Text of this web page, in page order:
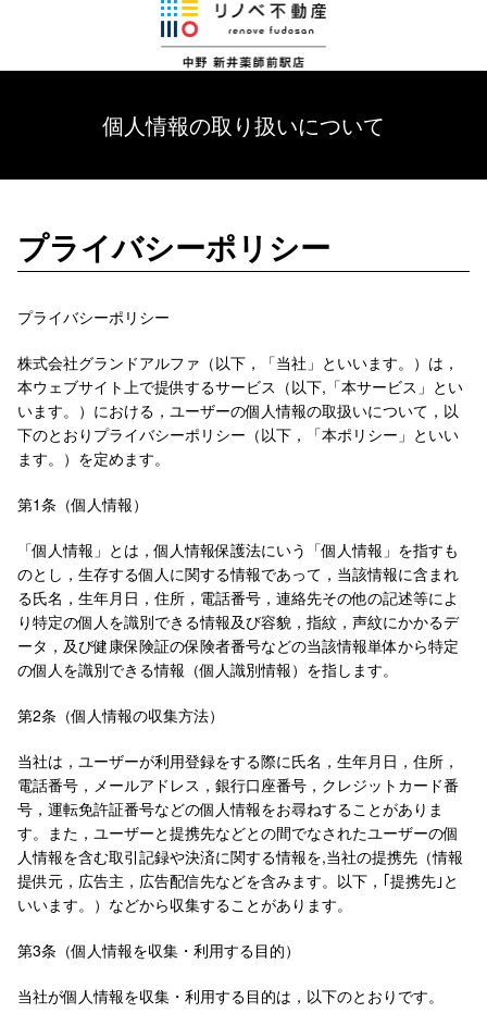
個人情報の取り扱いについて
プライバシーポリシー
プライバシーポリシー
株式会社グランドアルファ（以下，「当社」といいます。）は，
本ウェブサイト上で提供するサービス（以下,「本サービス」とい
います。）における，ユーザーの個人情報の取扱いについて，以
下のとおりプライバシーポリシー（以下，「本ポリシー」といい
ます。）を定めます。
第1条（個人情報）
「個人情報」とは，個人情報保護法にいう「個人情報」を指すも
のとし，生存する個人に関する情報であって，当該情報に含まれ
る氏名，生年月日，住所，電話番号，連絡先その他の記述等によ
り特定の個人を識別できる情報及び容貌，指紋，声紋にかかるデ
ータ，及び健康保険証の保険者番号などの当該情報単体から特定
の個人を識別できる情報（個人識別情報）を指します。
第2条（個人情報の収集方法）
当社は，ユーザーが利用登録をする際に氏名，生年月日，住所，
電話番号，メールアドレス，銀行口座番号，クレジットカード番
号，運転免許証番号などの個人情報をお尋ねすることがありま
す。また，ユーザーと提携先などとの間でなされたユーザーの個
人情報を含む取引記録や決済に関する情報を,当社の提携先（情報
提供元，広告主，広告配信先などを含みます。以下，｢提携先｣と
いいます。）などから収集することがあります。
第3条（個人情報を収集・利用する目的）
当社が個人情報を収集・利用する目的は，以下のとおりです。